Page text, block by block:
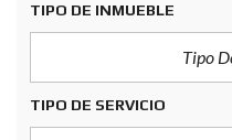
TIPO DE INMUEBLE
Tipo
TIPO DE SERVICIO